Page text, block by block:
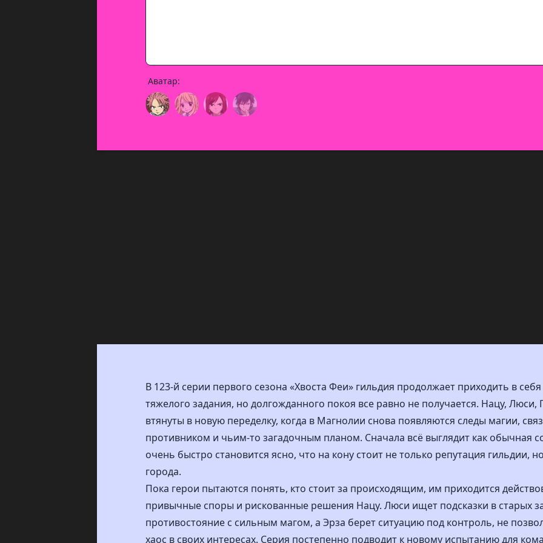
Аватар:
В 123-й серии первого сезона «Хвоста Феи» гильдия продолжает приходить в
тяжелого задания, но долгожданного покоя все равно не получается. Нацу, Люси,
втянуты в новую переделку, когда в Магнолии снова появляются следы магии,
противником и чьим-то загадочным планом. Сначала всё выглядит как обычная
очень быстро становится ясно, что на кону стоит не только репутация гильдии,
города.
Пока герои пытаются понять, кто стоит за происходящим, им приходится
привычные споры и рискованные решения Нацу. Люси ищет подсказки в старых
противостояние с сильным магом, а Эрза берет ситуацию под контроль, не
хаос в своих интересах. Серия постепенно подводит к новому испытанию для